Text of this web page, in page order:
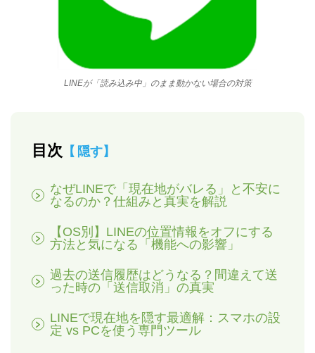
LINEが「読み込み中」のまま動かない場合の対策
目次 隠す
なぜLINEで「現在地がバレる」と不安に
なるのか？仕組みと真実を解説
【OS別】LINEの位置情報をオフにする
方法と気になる「機能への影響」
過去の送信履歴はどうなる？間違えて送
った時の「送信取消」の真実
LINEで現在地を隠す最適解：スマホの設
定 vs PCを使う専門ツール